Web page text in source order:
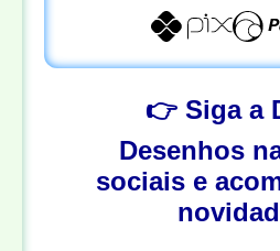
👉 Siga a
Desenhos
sociais e